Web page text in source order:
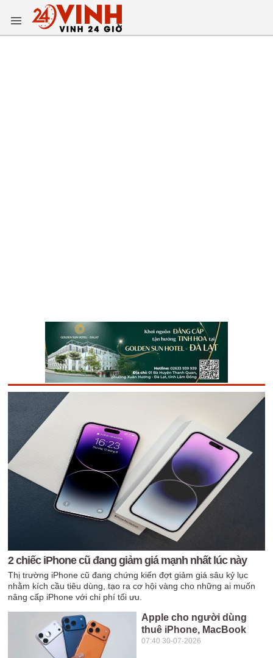
2 chiếc iPhone cũ đang giảm giá mạnh nhất lúc này
Thị trường iPhone cũ đang chứng kiến đợt giảm giá sâu kỷ lục
nhằm kích cầu tiêu dùng, tạo ra cơ hội vàng cho những ai muốn
nâng cấp iPhone với chi phí tối ưu.
Apple cho người dùng
thuê iPhone, MacBook
07:40 30-07-2026